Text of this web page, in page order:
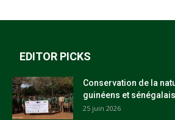
EDITOR PICKS
Conservation de la
guinéens et
25 juin 2026